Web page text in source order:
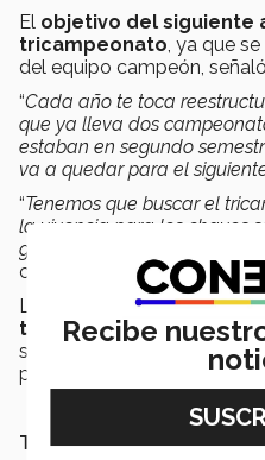
El objetivo del siguiente
tricampeonato, ya que
del equipo campeón,
“Cada año te toca
que ya lleva dos
estaban en segundo
va a quedar para el
“Tenemos que buscar el
la vivencia para los chavos
grupos muy sanos, eso es
comentó.
Los
Borregos de
título en el 2017, para
subcampeonatos en 2018 y
pandemia volvieron al
TAMBIÉN TE PUEDE
Recibe